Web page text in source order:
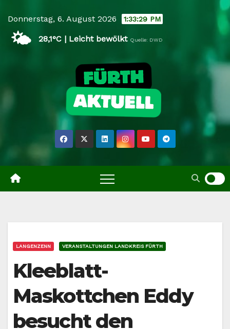
content
Donnerstag, 6. August 2026 1:33:29 PM
🌤️ 28,1°C | Leicht bewölkt Quelle: DWD
LANGENZENN VERANSTALTUNGEN LANDKREIS FÜRTH
Kleeblatt-
Maskottchen Eddy
besucht den